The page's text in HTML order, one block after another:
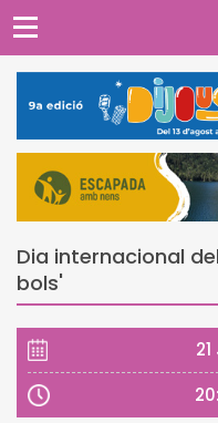
Dia internacional
bols'